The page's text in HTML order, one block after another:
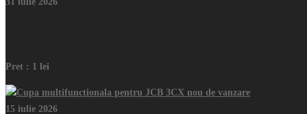
Pret : 1 lei
15 iulie 2026